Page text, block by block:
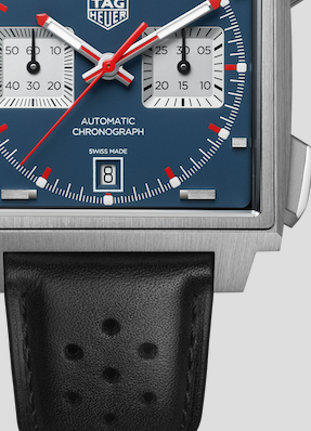
RÉTROGRADE 7037 de